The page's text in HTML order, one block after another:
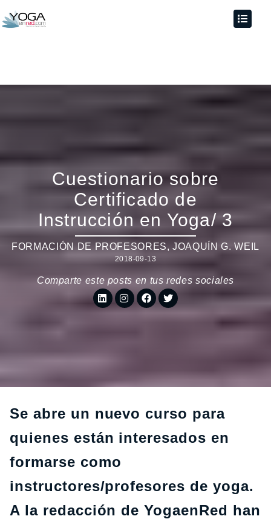
Cuestionario sobre
Certificado de
Instrucción en Yoga/ 3
FORMACIÓN DE PROFESORES,JOAQUÍN G. WEIL
2018-09-13
Comparte este posts en tus redes sociales
Se abre un nuevo curso para
quienes están interesados en
formarse como
instructores/profesores de yoga.
A la redacción de YogaenRed han